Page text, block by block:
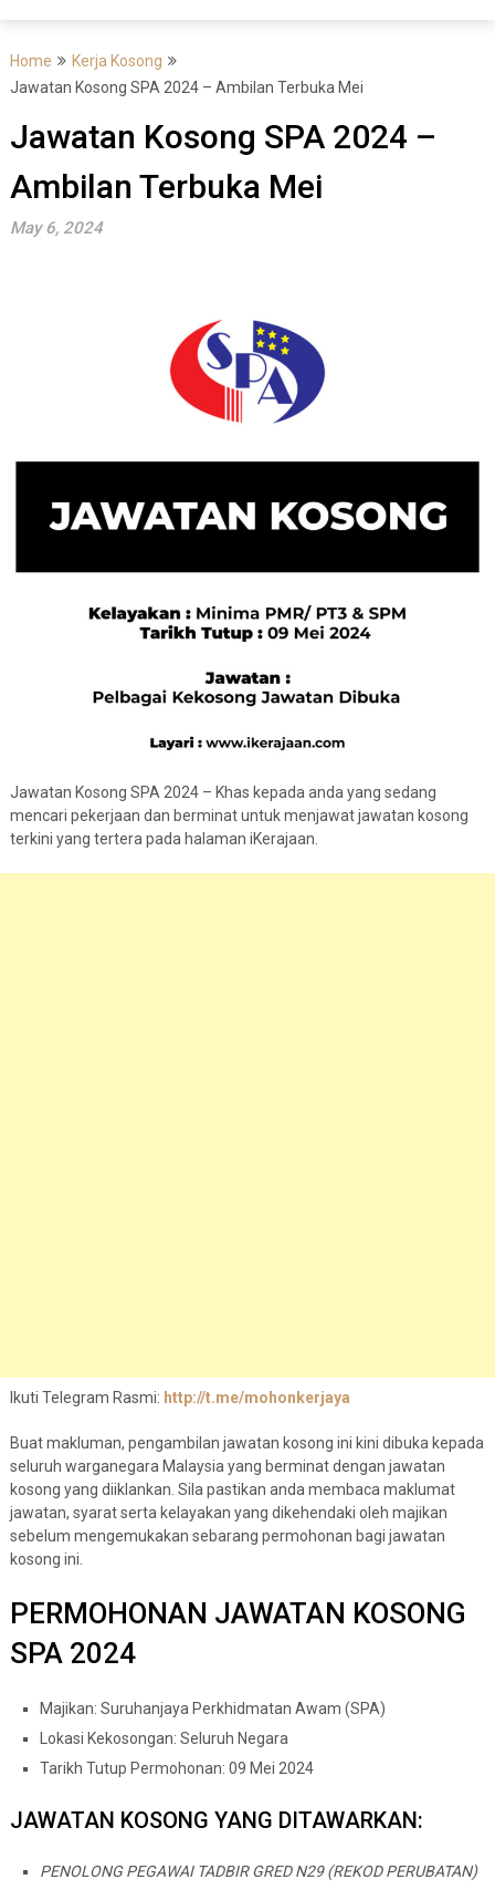
Home
Kerja Kosong
Jawatan Kosong SPA 2024 – Ambilan Terbuka Mei
Jawatan Kosong SPA 2024 –
Ambilan Terbuka Mei
May 6, 2024
Jawatan Kosong SPA 2024 – Khas kepada anda yang sedang
mencari pekerjaan dan berminat untuk menjawat jawatan kosong
terkini yang tertera pada halaman iKerajaan.
Ikuti Telegram Rasmi: http://t.me/mohonkerjaya
Buat makluman, pengambilan jawatan kosong ini kini dibuka kepada
seluruh warganegara Malaysia yang berminat dengan jawatan
kosong yang diiklankan. Sila pastikan anda membaca maklumat
jawatan, syarat serta kelayakan yang dikehendaki oleh majikan
sebelum mengemukakan sebarang permohonan bagi jawatan
kosong ini.
PERMOHONAN JAWATAN KOSONG
SPA 2024
Majikan: Suruhanjaya Perkhidmatan Awam (SPA)
Lokasi Kekosongan: Seluruh Negara
Tarikh Tutup Permohonan: 09 Mei 2024
JAWATAN KOSONG YANG DITAWARKAN:
PENOLONG PEGAWAI TADBIR GRED N29 (REKOD PERUBATAN)